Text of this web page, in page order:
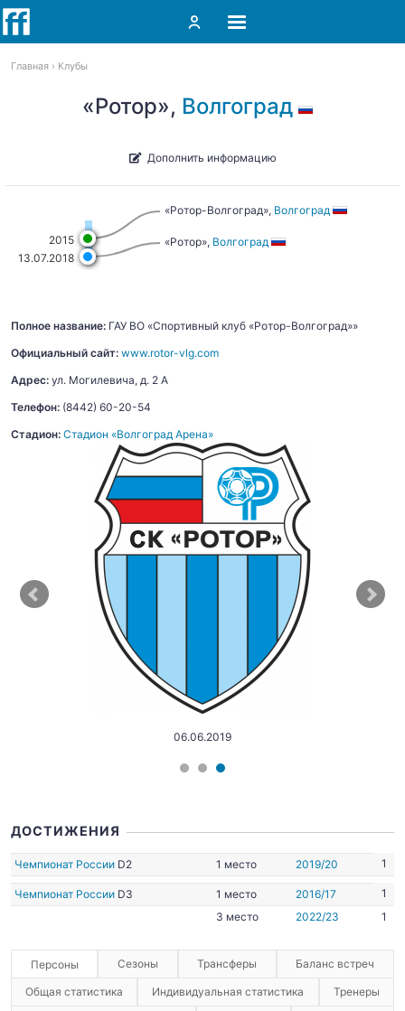
Главная Клубы
«Ротор», Волгоград
Дополнить информацию
2015
13.07.2018
«Ротор-Волгоград», Волгоград
«Ротор», Волгоград
Полное название: ГАУ ВО «Спортивный клуб «Ротор-Волгоград»»
Официальный сайт: www.rotor-vlg.com
Адрес: ул. Могилевича, д. 2 А
Телефон: (8442) 60-20-54
Стадион: Стадион «Волгоград Арена»
06.06.2019
ДОСТИЖЕНИЯ
Чемпионат РоссииD2 1 место 2019/20 1
Чемпионат РоссииD3 1 место 2016/17
1
3 место
2022/23 1
Персоны Сезоны Трансферы Баланс встреч
Общая статистика Индивидуальная статистика Тренеры